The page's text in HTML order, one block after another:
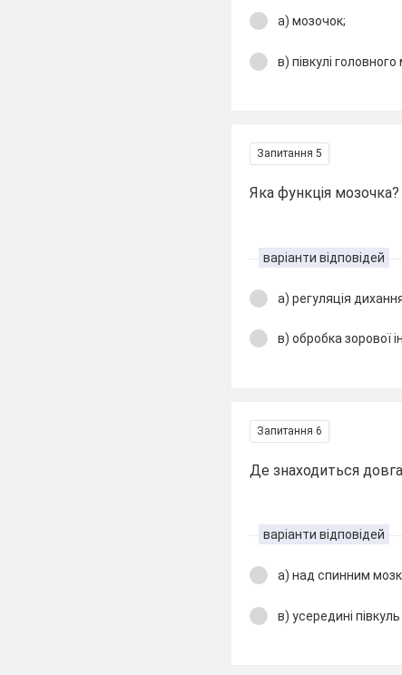
а) мозочок;
в) півкулі головного
Запитання 5
Яка функція мозочка?
варіанти відповідей
а) регуляція
в) обробка зорової
Запитання 6
Де знаходиться
варіанти відповідей
а) над спинним
в) усередині